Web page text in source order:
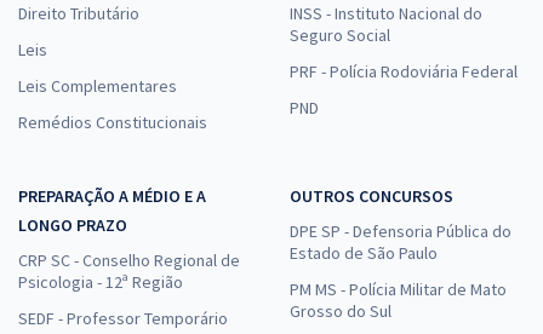
Direito Tributário
Leis
Leis Complementares
Remédios Constitucionais
INSS - Instituto Nacional do
Seguro Social
PRF - Polícia Rodoviária Federal
PND
PREPARAÇÃO A MÉDIO E A
LONGO PRAZO
CRP SC - Conselho Regional de
Psicologia - 12ª Região
SEDF - Professor Temporário
OUTROS CONCURSOS
DPE SP - Defensoria Pública do
Estado de São Paulo
PM MS - Polícia Militar de Mato
Grosso do Sul